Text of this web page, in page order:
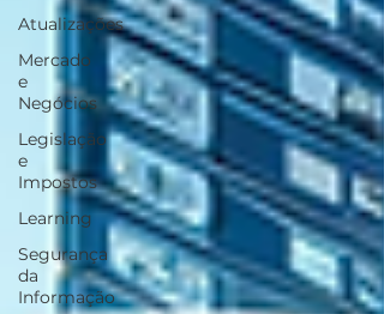
Atualizações
Mercado
e
Negócios
Legislação
e
Impostos
Learning
Segurança
da
Informação